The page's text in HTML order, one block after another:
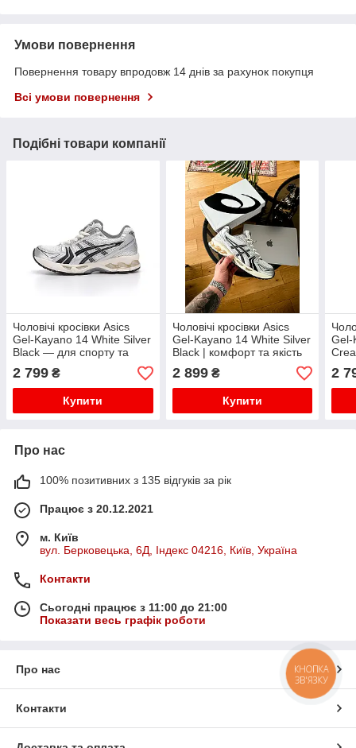
Умови повернення
Повернення товару впродовж 14 днів за рахунок покупця
Всі умови повернення
Подібні товари компанії
Чоловічі кросівки Asics
Gel-Kayano 14 White Silver
Black — для спорту та
стилю
2 799 ₴
Купити
Чоловічі кросівки Asics
Gel-Kayano 14 White Silver
Black | комфорт та якість
2 899₴
Купити
Gel-
2
Про нас
100% позитивних з 135 відгуків за рік
Працює з 20.12.2021
м. Київ
вул. Берковецька, 6Д, Індекс 04216, Київ, Україна
Контакти
Сьогодні працює з 11:00 до 21:00
Показати весь графік роботи
Про нас
Контакти
КНОПКА
ЗВ'ЯЗКУ